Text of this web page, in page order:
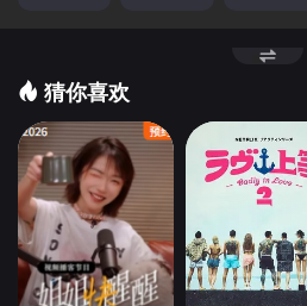
猜你喜欢